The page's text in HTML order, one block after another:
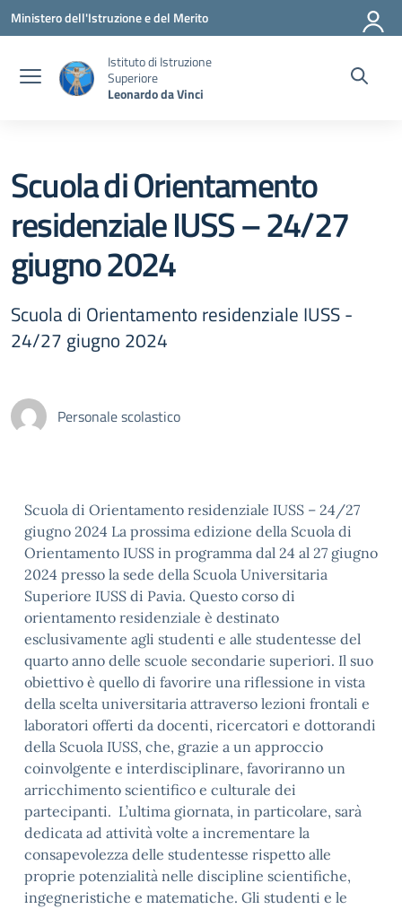
Vai ai contenuti
Vai al menu di navigazione
Vai al footer
Ministero dell'Istruzione e del Merito
Istituto di Istruzione
Superiore
Leonardo da Vinci
Scuola di Orientamento
residenziale IUSS – 24/27
giugno 2024
Scuola di Orientamento residenziale IUSS -
24/27 giugno 2024
Personale scolastico
Scuola di Orientamento residenziale IUSS – 24/27
giugno 2024 La prossima edizione della Scuola di
Orientamento IUSS in programma dal 24 al 27 giugno
2024 presso la sede della Scuola Universitaria
Superiore IUSS di Pavia. Questo corso di
orientamento residenziale è destinato
esclusivamente agli studenti e alle studentesse del
quarto anno delle scuole secondarie superiori. Il suo
obiettivo è quello di favorire una riflessione in vista
della scelta universitaria attraverso lezioni frontali e
laboratori offerti da docenti, ricercatori e dottorandi
della Scuola IUSS, che, grazie a un approccio
coinvolgente e interdisciplinare, favoriranno un
arricchimento scientifico e culturale dei
partecipanti. L’ultima giornata, in particolare, sarà
dedicata ad attività volte a incrementare la
consapevolezza delle studentesse rispetto alle
proprie potenzialità nelle discipline scientifiche,
ingegneristiche e matematiche. Gli studenti e le